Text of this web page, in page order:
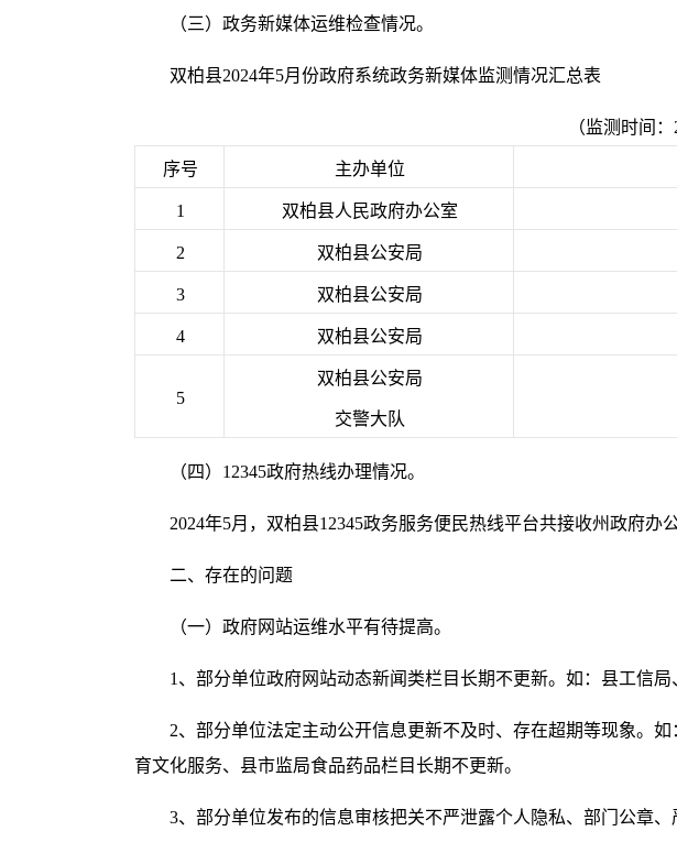
（三）政务新媒体运维检查情况。
双柏县2024年5月份政府系统政务新媒体监测情况汇总表
（监测时间
序号 主办单位
1 双柏县人民政府办公室
2 双柏县公安局
3 双柏县公安局
4 双柏县公安局
5
双柏县公安局
交警大队
（四）12345政府热线办理情况。
2024年5月，双柏县12345政务服务便民热线平台共接收州政府办
二、存在的问题
（一）政府网站运维水平有待提高。
1、部分单位政府网站动态新闻类栏目长期不更新。如：县工信
2、部分单位法定主动公开信息更新不及时、存在超期等现象。
育文化服务、县市监局食品药品栏目长期不更新。
3、部分单位发布的信息审核把关不严泄露个人隐私、部门公章